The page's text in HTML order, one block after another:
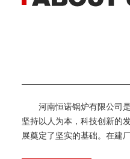
河南恒诺锅炉有限公司
坚持以人为本，科技创新的
展奠定了坚实的基础。在建